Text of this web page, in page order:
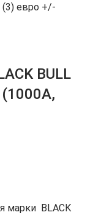
(3) евро +/-
BULL
марки BLACK